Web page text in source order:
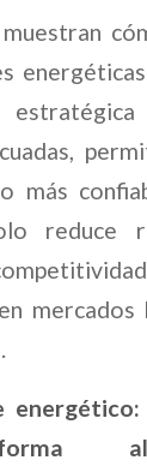
más
reduce
mercados
al